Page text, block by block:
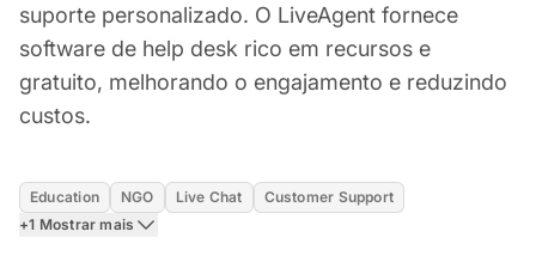
suporte personalizado. O LiveAgent fornece
software de help desk rico em recursos e
gratuito, melhorando o engajamento e reduzindo
custos.
Education NGO Live Chat
Customer Support
+1 Mostrar mais